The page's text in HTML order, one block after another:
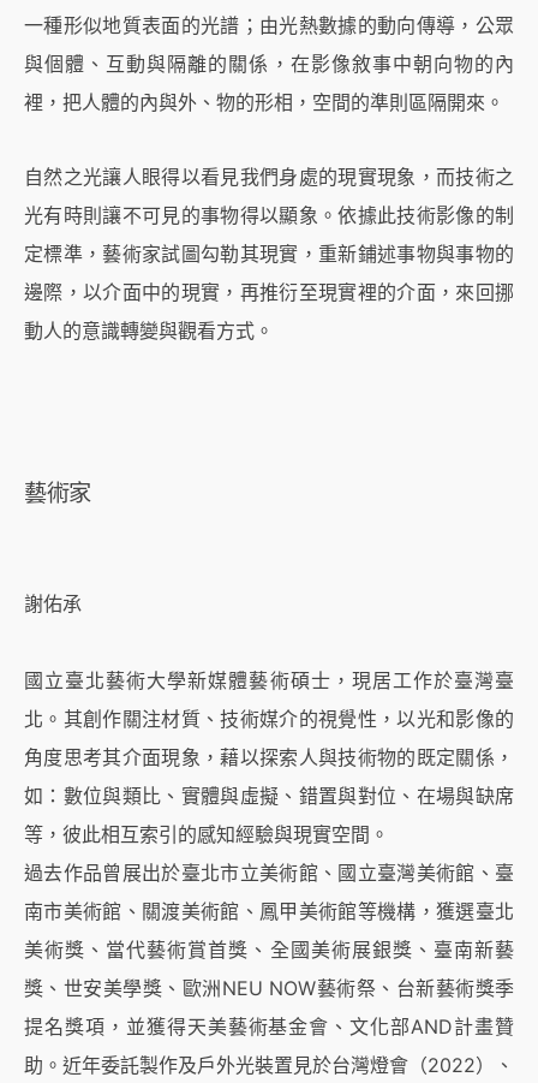
一種形似地質表面的光譜；由光熱數據的動向傳導，公眾
與個體、互動與隔離的關係，在影像敘事中朝向物的內
裡，把人體的內與外、物的形相，空間的準則區隔開來。
自然之光讓人眼得以看見我們身處的現實現象，而技術之
光有時則讓不可見的事物得以顯象。依據此技術影像的制
定標準，藝術家試圖勾勒其現實，重新鋪述事物與事物的
邊際，以介面中的現實，再推衍至現實裡的介面，來回挪
動人的意識轉變與觀看方式。
藝術家
謝佑承
國立臺北藝術大學新媒體藝術碩士，現居工作於臺灣臺
北。其創作關注材質、技術媒介的視覺性，以光和影像的
角度思考其介面現象，藉以探索人與技術物的既定關係，
如：數位與類比、實體與虛擬、錯置與對位、在場與缺席
等，彼此相互索引的感知經驗與現實空間。
過去作品曾展出於臺北市立美術館、國立臺灣美術館、臺
南市美術館、關渡美術館、鳳甲美術館等機構，獲選臺北
美術獎、當代藝術賞首獎、全國美術展銀獎、臺南新藝
獎、世安美學獎、歐洲NEU NOW藝術祭、台新藝術獎季
提名獎項，並獲得天美藝術基金會、文化部AND計畫贊
助。近年委託製作及戶外光裝置見於台灣燈會（2022）、